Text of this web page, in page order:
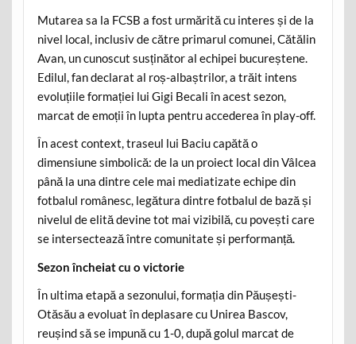
Mutarea sa la FCSB a fost urmărită cu interes și de la
nivel local, inclusiv de către primarul comunei, Cătălin
Avan, un cunoscut susținător al echipei bucureștene.
Edilul, fan declarat al roș-albaștrilor, a trăit intens
evoluțiile formației lui Gigi Becali în acest sezon,
marcat de emoții în lupta pentru accederea în play-off.
În acest context, traseul lui Baciu capătă o
dimensiune simbolică: de la un proiect local din Vâlcea
până la una dintre cele mai mediatizate echipe din
fotbalul românesc, legătura dintre fotbalul de bază și
nivelul de elită devine tot mai vizibilă, cu povești care
se intersectează între comunitate și performanță.
Sezon încheiat cu o victorie
În ultima etapă a sezonului, formația din Păușești-
Otăsău a evoluat în deplasare cu Unirea Bascov,
reușind să se impună cu 1-0, după golul marcat de